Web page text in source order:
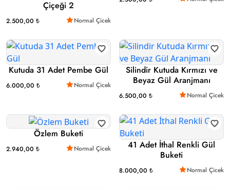
Çiçeği 2
2.500,00 ₺ Normal Çicek
Kutuda 31 Adet Pembe Gül
6.000,00 ₺ Normal Çicek
Silindir Kutuda Kırmızı ve
Beyaz Gül Aranjmanı
6.500,00 ₺ Normal Çicek
Özlem Buketi
2.940,00 ₺ Normal Çicek
41 Adet İthal Renkli Gül
Buketi
8.000,00 ₺ Normal Çicek